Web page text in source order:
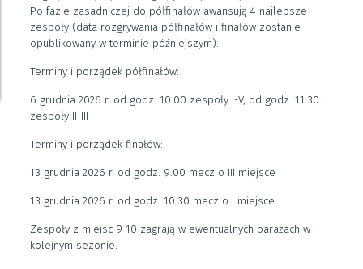
Po fazie zasadniczej do półfinałów awansują 4 najlepsze
zespoły (data rozgrywania półfinałów i finałów zostanie
opublikowany w terminie późniejszym).
Terminy i porządek półfinałów:
6 grudnia 2026 r. od godz. 10.00 zespoły I-V, od godz. 11.30
zespoły II-III
Terminy i porządek finałów:
13 grudnia 2026 r. od godz. 9.00 mecz o III miejsce
13 grudnia 2026 r. od godz. 10.30 mecz o I miejsce
Zespoły z miejsc 9-10 zagrają w ewentualnych barażach w
kolejnym sezonie.